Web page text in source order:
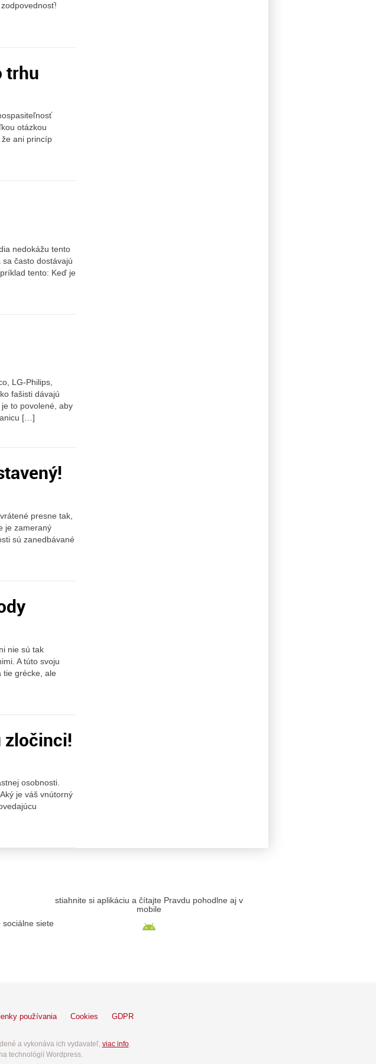
trhu
otázkou
ani princíp
nedokážu tento
často dostávajú
tento: Keď je
LG-Philips,
fašisti dávajú
to povolené, aby
[…]
presne tak,
je zameraný
sú zanedbávané
nie sú tak
A túto svoju
tie grécke, ale
zločinci!
osobnosti.
je váš vnútorný
sociálne siete
stiahnite si aplikáciu a čítajte Pravdu pohodlne aj v
mobile
používania Cookies GDPR
a vykonáva ich vydavateľ, viac info.
technológií Wordpress.